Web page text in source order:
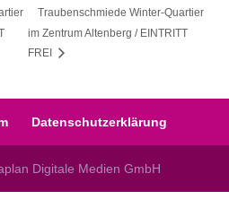
Traubenschmiede Winter-Quartier
im Zentrum Altenberg / EINTRITT
FREI
Datenschutzerklärung
Digitale Medien GmbH